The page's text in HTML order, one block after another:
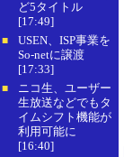
ど5タイトル
[17:49]
■
USEN、ISP事業を
So-netに譲渡
[17:33]
■
ニコ生、ユーザー
生放送などでもタ
イムシフト機能が
利用可能に
[16:40]